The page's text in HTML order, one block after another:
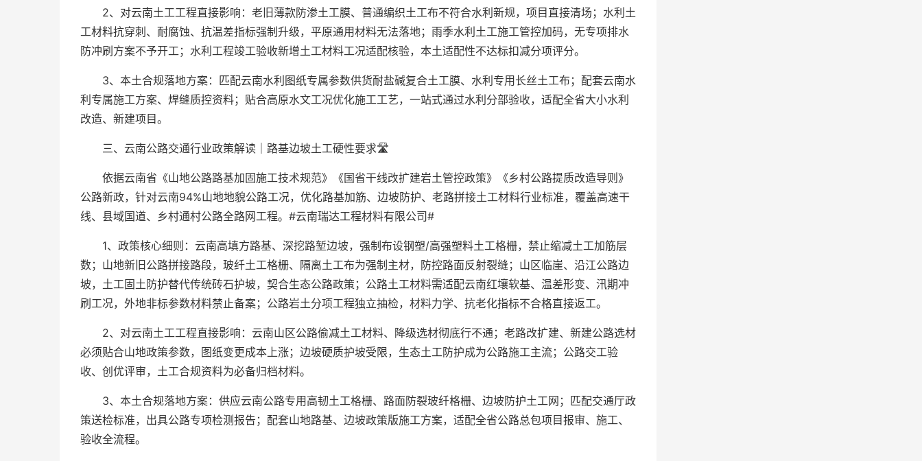
2、对云南土工工程直接影响：老旧薄款防渗土工膜、普通编织土工布不符合水利新规，项目直接清场；水利土
工材料抗穿刺、耐腐蚀、抗温差指标强制升级，平原通用材料无法落地；雨季水利土工施工管控加码，无专项排水
防冲刷方案不予开工；水利工程竣工验收新增土工材料工况适配核验，本土适配性不达标扣减分项评分。
3、本土合规落地方案：匹配云南水利图纸专属参数供货耐盐碱复合土工膜、水利专用长丝土工布；配套云南水
利专属施工方案、焊缝质控资料；贴合高原水文工况优化施工工艺，一站式通过水利分部验收，适配全省大小水利
改造、新建项目。
三、云南公路交通行业政策解读｜路基边坡土工硬性要求🛣️
依据云南省《山地公路路基加固施工技术规范》《国省干线改扩建岩土管控政策》《乡村公路提质改造导则》
公路新政，针对云南94%山地地貌公路工况，优化路基加筋、边坡防护、老路拼接土工材料行业标准，覆盖高速干
线、县域国道、乡村通村公路全路网工程。#云南瑞达工程材料有限公司#
1、政策核心细则：云南高填方路基、深挖路堑边坡，强制布设钢塑/高强塑料土工格栅，禁止缩减土工加筋层
数；山地新旧公路拼接路段，玻纤土工格栅、隔离土工布为强制主材，防控路面反射裂缝；山区临崖、沿江公路边
坡，土工固土防护替代传统砖石护坡，契合生态公路政策；公路土工材料需适配云南红壤软基、温差形变、汛期冲
刷工况，外地非标参数材料禁止备案；公路岩土分项工程独立抽检，材料力学、抗老化指标不合格直接返工。
2、对云南土工工程直接影响：云南山区公路偷减土工材料、降级选材彻底行不通；老路改扩建、新建公路选材
必须贴合山地政策参数，图纸变更成本上涨；边坡硬质护坡受限，生态土工防护成为公路施工主流；公路交工验
收、创优评审，土工合规资料为必备归档材料。
3、本土合规落地方案：供应云南公路专用高韧土工格栅、路面防裂玻纤格栅、边坡防护土工网；匹配交通厅政
策送检标准，出具公路专项检测报告；配套山地路基、边坡政策版施工方案，适配全省公路总包项目报审、施工、
验收全流程。